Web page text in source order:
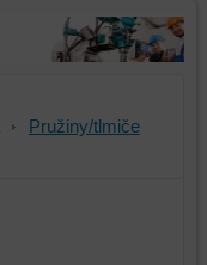
Pružiny/tlmiče